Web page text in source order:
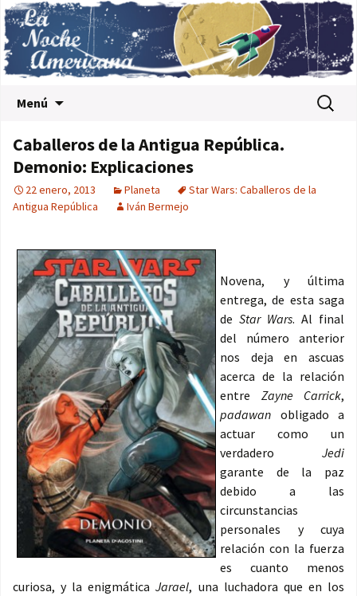
Menú Buscar:
Caballeros de la Antigua República.
Demonio: Explicaciones
22 enero, 2013 Planeta
Star Wars: Caballeros de la
Antigua República
Iván Bermejo
Novena, y última
entrega, de esta saga
de Star Wars. Al final
del número anterior
nos deja en ascuas
acerca de la relación
entre Zayne Carrick,
padawan obligado a
actuar como un
verdadero Jedi
garante de la paz
debido a las
circunstancias
personales y cuya
relación con la fuerza
es cuanto menos
curiosa, y la enigmáticaJarael, una luchadora que en los